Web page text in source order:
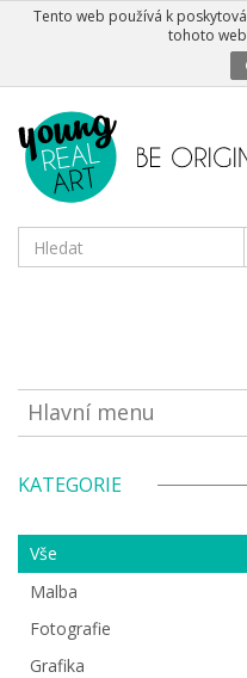
Tento web používá k
tohoto
Hlavní menu
KATEGORIE
Vše
Malba
Fotografie
Grafika